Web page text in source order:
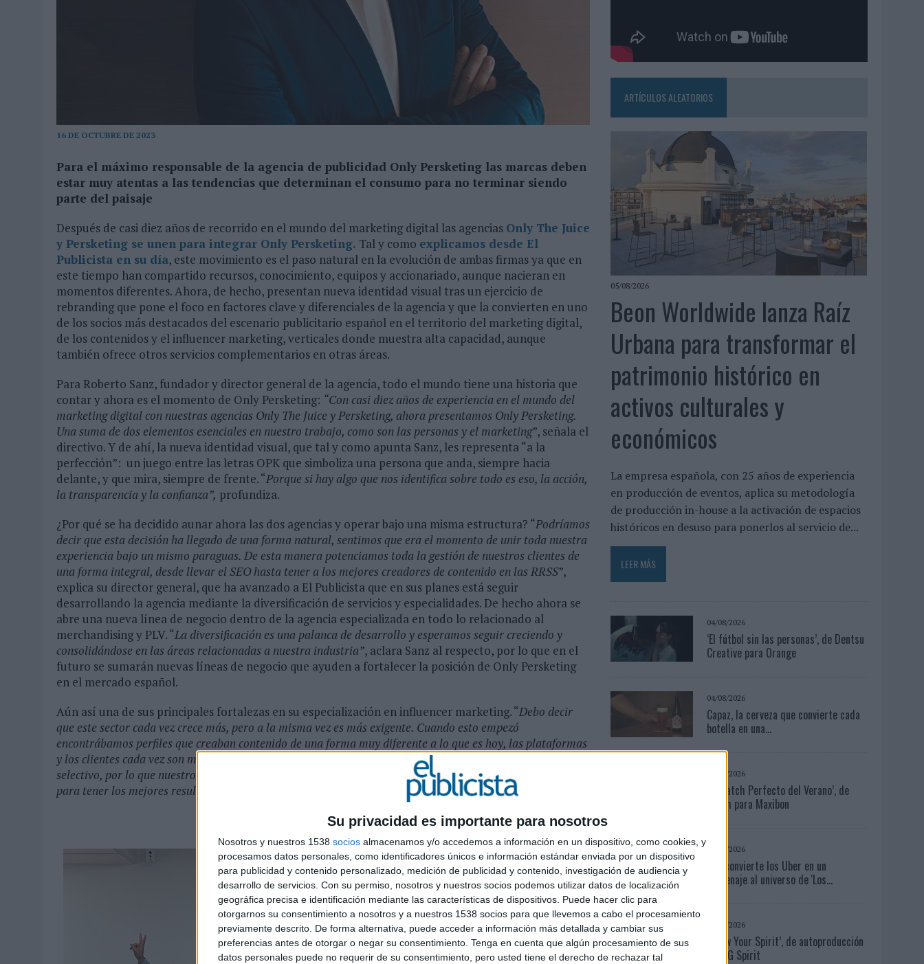
Su privacidad es importante para nosotros
Nosotros y nuestros 1538 socios almacenamos y/o accedemos a información en un dispositivo, como cookies, y
procesamos datos personales, como identificadores únicos e información estándar enviada por un dispositivo
para publicidad y contenido personalizado, medición de publicidad y contenido, investigación de audiencia y
desarrollo de servicios. Con su permiso, nosotros y nuestros socios podemos utilizar datos de localización
geográfica precisa e identificación mediante las características de dispositivos. Puede hacer clic para
otorgarnos su consentimiento a nosotros y a nuestros 1538 socios para que llevemos a cabo el procesamiento
previamente descrito. De forma alternativa, puede acceder a información más detallada y cambiar sus
preferencias antes de otorgar o negar su consentimiento. Tenga en cuenta que algún procesamiento de sus
datos personales puede no requerir de su consentimiento, pero usted tiene el derecho de rechazar tal
‘ALEXIA PUTELLAS X GALAXY Z FOLD8 – SIN LÍMITES’, DE CHEIL SPAIN PARA SAMSUNG ELECTRONICS IBERIA
16 DE OCTUBRE DE 2023
Para el máximo responsable de la agencia de publicidad Only Persketing las marcas deben
estar muy atentas a las tendencias que determinan el consumo para no terminar siendo
parte del paisaje
Después de casi diez años de recorrido en el mundo del marketing digital las agencias Only The Juice
y Persketing se unen para integrar Only Persketing. Tal y como explicamos desde El
Publicista en su día, este movimiento es el paso natural en la evolución de ambas firmas ya que en
este tiempo han compartido recursos, conocimiento, equipos y accionariado, aunque nacieran en
momentos diferentes. Ahora, de hecho, presentan nueva identidad visual tras un ejercicio de
rebranding que pone el foco en factores clave y diferenciales de la agencia y que la convierten en uno
de los socios más destacados del escenario publicitario español en el territorio del marketing digital,
de los contenidos y el influencer marketing, verticales donde muestra alta capacidad, aunque
también ofrece otros servicios complementarios en otras áreas.
Para Roberto Sanz, fundador y director general de la agencia, todo el mundo tiene una historia que
contar y ahora es el momento de Only Persketing: “Con casi diez años de experiencia en el mundo del
marketing digital con nuestras agencias Only The Juice y Persketing, ahora presentamos Only Persketing.
Una suma de dos elementos esenciales en nuestro trabajo, como son las personas y el marketing”, señala el
directivo. Y de ahí, la nueva identidad visual, que tal y como apunta Sanz, les representa “a la
perfección”: un juego entre las letras OPK que simboliza una persona que anda, siempre hacia
delante, y que mira, siempre de frente. “Porque si hay algo que nos identifica sobre todo es eso, la acción,
la transparencia y la confianza”, profundiza.
¿Por qué se ha decidido aunar ahora las dos agencias y operar bajo una misma estructura? “Podríamos
decir que esta decisión ha llegado de una forma natural, sentimos que era el momento de unir toda nuestra
experiencia bajo un mismo paraguas. De esta manera potenciamos toda la gestión de nuestros clientes de
una forma integral, desde llevar el SEO hasta tener a los mejores creadores de contenido en las RRSS”,
explica su director general, que ha avanzado a El Publicista que en sus planes está seguir
desarrollando la agencia mediante la diversificación de servicios y especialidades. De hecho ahora se
abre una nueva línea de negocio dentro de la agencia especializada en todo lo relacionado al
merchandising y PLV. “La diversificación es una palanca de desarrollo y esperamos seguir creciendo y
consolidándose en las áreas relacionadas a nuestra industria”, aclara Sanz al respecto, por lo que en el
futuro se sumarán nuevas líneas de negocio que ayuden a fortalecer la posición de Only Persketing
en el mercado español.
Aún así una de sus principales fortalezas en su especialización en influencer marketing. “Debo decir
que este sector cada vez crece más, pero a la misma vez es más exigente. Cuando esto empezó
encontrábamos perfiles que creaban contenido de una forma muy diferente a lo que es hoy, las plataformas
y los clientes cada vez son más exigentes, y sobre todo el usuario que recibe este contenido es cada vez más
selectivo, por lo que nuestro objetivo es encontrar ese encaje de piezas entre plataforma-cliente -usuario
para tener los mejores resultados
ARTÍCULOS ALEATORIOS
05/08/2026
Beon Worldwide lanza Raíz
Urbana para transformar el
patrimonio histórico en
activos culturales y
económicos
La empresa española, con 25 años de experiencia
en producción de eventos, aplica su metodología
de producción in-house a la activación de espacios
históricos en desuso para ponerlos al servicio de...
LEER MÁS
04/08/2026
‘El fútbol sin las personas’, de Dentsu
Creative para Orange
04/08/2026
Capaz, la cerveza que convierte cada
botella en una...
04/08/2026
‘El Match Perfecto del Verano’, de
Crush para Maxibon
03/08/2026
KFC convierte los Uber en un
homenaje al universo de 'Los...
07/08/2026
‘Show Your Spirit’, de autoproducción
de MG Spirit